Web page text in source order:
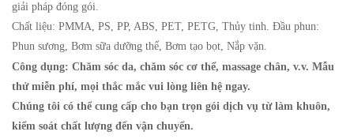
ไทย
Tiếng việt
中文
giải pháp đóng gói.
Chất liệu: PMMA, PS, PP, ABS, PET, PETG, Thủy tinh. Đầu phun:
Phun sương, Bơm sữa dưỡng thể, Bơm tạo bọt, Nắp vặn.
Công dụng: Chăm sóc da, chăm sóc cơ thể, massage chân, v.v. Mẫu
thử miễn phí, mọi thắc mắc vui lòng liên hệ ngay.
Chúng tôi có thể cung cấp cho bạn trọn gói dịch vụ từ làm khuôn,
kiểm soát chất lượng đến vận chuyển.